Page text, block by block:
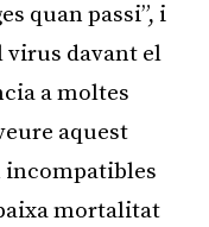
quan passi”, i
virus davant el
a moltes
aquest
incompatibles
mortalitat